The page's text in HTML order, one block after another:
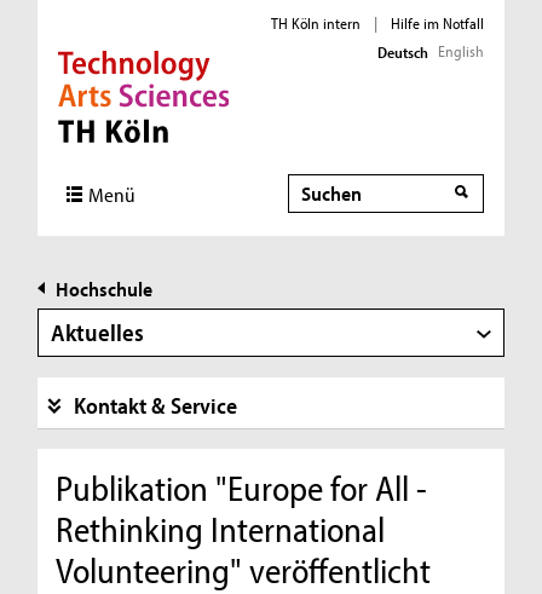
Direkt zur Hauptnavigation
Direkt zur Subnavigation
Direkt zum Inhalt
Direkt zum Fußbereich
TH Köln intern |
Hilfe im Notfall
Deutsch English
Menü Suche
Hochschule
Aktuelles
Kontakt & Service
Publikation "Europe for All -
Rethinking International
Volunteering" veröffentlicht